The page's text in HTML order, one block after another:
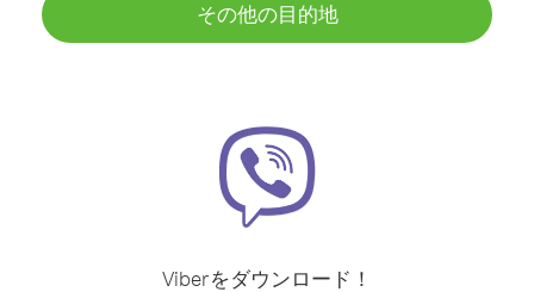
その他の目的地
Viberをダウンロード！